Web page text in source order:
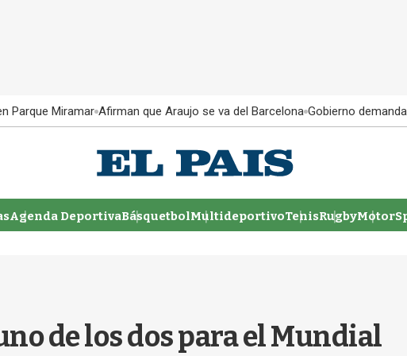
Parque Miramar Afirman que Araujo se va del Barcelona Gobierno
Agenda DeportivaBásquetbolMultideportivoTenisRugby
de los dos para el Mundial